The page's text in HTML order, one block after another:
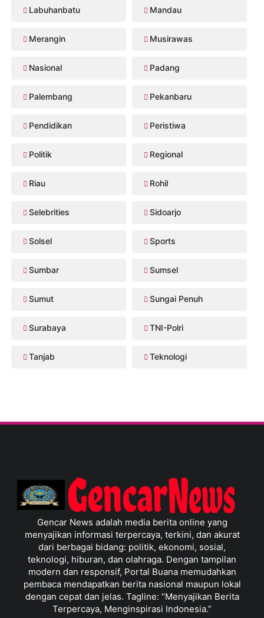
Labuhanbatu Mandau
Merangin Musirawas
Nasional Padang
Palembang Pekanbaru
Pendidikan Peristiwa
Politik Regional
Riau Rohil
Selebrities Sidoarjo
Solsel Sports
Sumbar Sumsel
Sumut Sungai Penuh
Surabaya TNI-Polri
Tanjab Teknologi
Gencar News adalah media berita online yang
menyajikan informasi terpercaya, terkini, dan akurat
dari berbagai bidang: politik, ekonomi, sosial,
teknologi, hiburan, dan olahraga. Dengan tampilan
modern dan responsif, Portal Buana memudahkan
pembaca mendapatkan berita nasional maupun lokal
dengan cepat dan jelas. Tagline: “Menyajikan Berita
Terpercaya, Menginspirasi Indonesia.”